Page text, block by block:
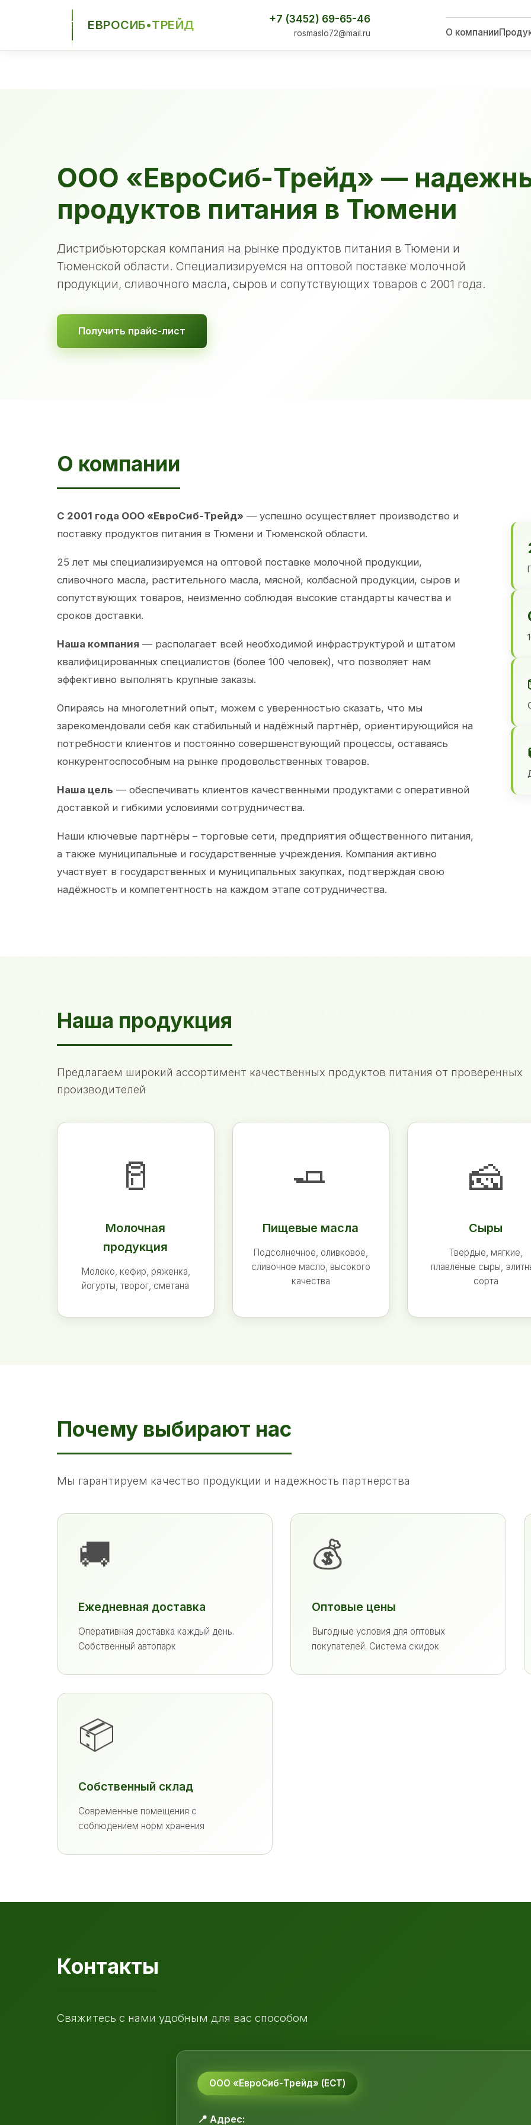
ЕСТ ЕВРОСИБ•ТРЕЙД +7 (3452) 69-65-46
rosmaslo72@mail.ru О компании
ООО «ЕвроСиб-Трейд» —
продуктов питания в Тюмени
Дистрибьюторская компания на рынке продуктов питания в Тюмени и
Тюменской области. Специализируемся на оптовой поставке молочной
продукции, сливочного масла, сыров и сопутствующих товаров с 2001 года.
Получить прайс-лист
О компании
С 2001 года ООО «ЕвроСиб-Трейд» — успешно осуществляет производство и
поставку продуктов питания в Тюмени и Тюменской области.
25 лет мы специализируемся на оптовой поставке молочной продукции,
сливочного масла, растительного масла, мясной, колбасной продукции, сыров и
сопутствующих товаров, неизменно соблюдая высокие стандарты качества и
сроков доставки.
Наша компания — располагает всей необходимой инфраструктурой и штатом
квалифицированных специалистов (более 100 человек), что позволяет нам
эффективно выполнять крупные заказы.
Опираясь на многолетний опыт, можем с уверенностью сказать, что мы
зарекомендовали себя как стабильный и надёжный партнёр, ориентирующийся на
потребности клиентов и постоянно совершенствующий процессы, оставаясь
конкурентоспособным на рынке продовольственных товаров.
Наша цель — обеспечивать клиентов качественными продуктами с оперативной
доставкой и гибкими условиями сотрудничества.
Наши ключевые партнёры – торговые сети, предприятия общественного питания,
а также муниципальные и государственные учреждения. Компания активно
участвует в государственных и муниципальных закупках, подтверждая свою
надёжность и компетентность на каждом этапе сотрудничества.
Наша продукция
Предлагаем широкий ассортимент качественных продуктов питания от проверенных
производителей
🥛
Молочная
продукция
Молоко, кефир, ряженка,
йогурты, творог, сметана
🧈
Пищевые масла
Подсолнечное, оливковое,
сливочное масло, высокого
качества
🧀
Сыры
Твердые, мягкие,
плавленые сыры,
сорта
Почему выбирают нас
Мы гарантируем качество продукции и надежность партнерства
🚚
Ежедневная доставка
Оперативная доставка каждый день.
Собственный автопарк
💰
Оптовые цены
Выгодные условия для оптовых
покупателей. Система скидок
📦
Собственный склад
Современные помещения с
соблюдением норм хранения
Контакты
Свяжитесь с нами удобным для вас способом
ООО «ЕвроСиб-Трейд» (ЕСТ)
📍 Адрес: